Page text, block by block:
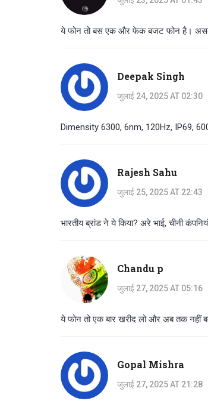
ये फोन तो बस एक और फेक बजट फोन है।
Deepak Singh
जुलाई 24, 2025 AT 02:30
Dimensity 6300, 6nm, 120Hz, IP69,
Rajesh Sahu
जुलाई 25, 2025 AT 22:43
भारतीय ब्रांड ने ये किया? अरे भाई, चीनी
Chandu p
जुलाई 27, 2025 AT 05:16
ये फोन तो एक बार खरीद लो और अब तक नहीं
Gopal Mishra
जुलाई 27, 2025 AT 21:28